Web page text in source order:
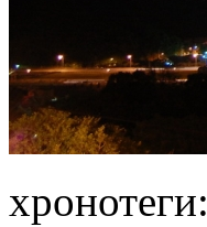
хронотеги: